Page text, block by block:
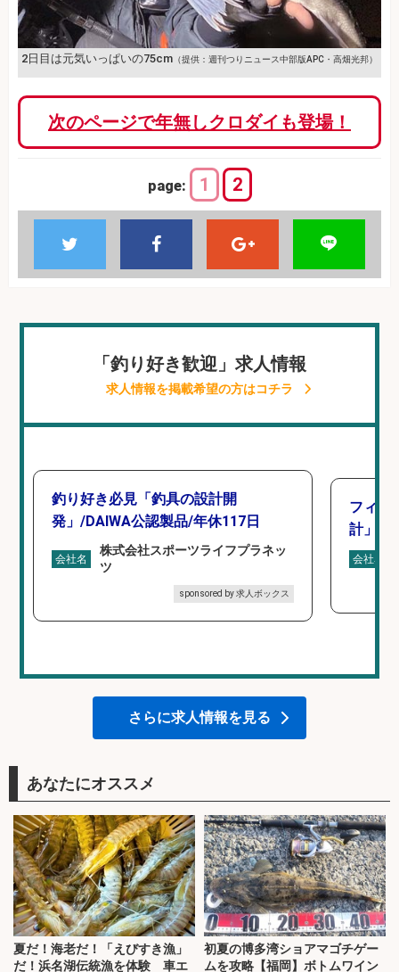
2日目は元気いっぱいの75cm （提供：週刊つりニュース中部版APC・高畑光邦）
次のページで年無しクロダイも登場！
page: 1 2
「釣り好き歓迎」求人情報
求人情報を掲載希望の方はコチラ
釣り好き必見「釣具の設計開
発」/DAIWA公認製品/年休117日
会社名
株式会社スポーツライフプラネッ
ツ
sponsored by 求人ボックス
フィッ
計」
会社名
さらに求人情報を見る
あなたにオススメ
夏だ！海老だ！「えびすき漁」
だ！浜名湖伝統漁を体験 車エ
初夏の博多湾ショアマゴチゲー
ムを攻略【福岡】ボトムワイン